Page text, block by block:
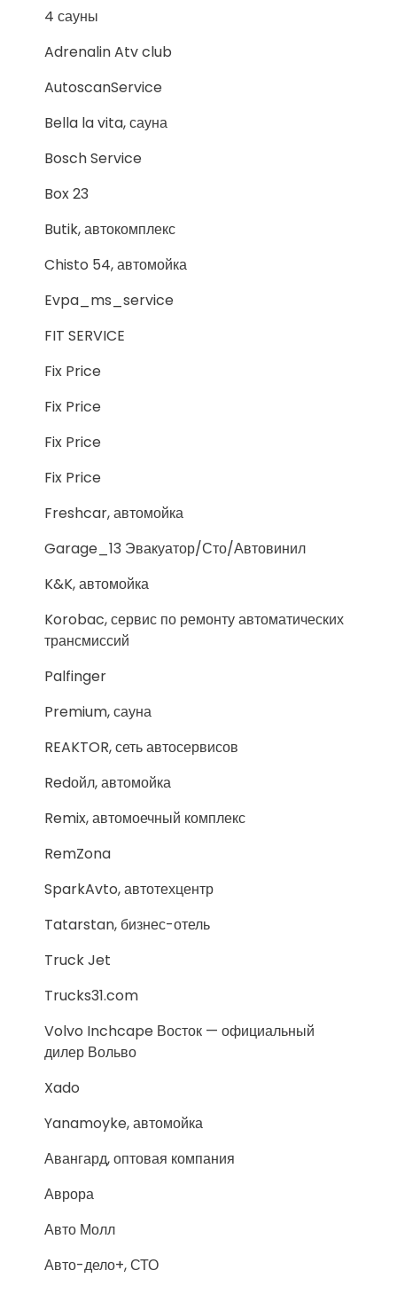
4 сауны
Adrenalin Atv club
AutoscanService
Bella la vita, сауна
Bosch Service
Box 23
Butik, автокомплекс
Chisto 54, автомойка
Evpa_ms_service
FIT SERVICE
Fix Price
Fix Price
Fix Price
Fix Price
Freshcar, автомойка
Garage_13 Эвакуатор/Сто/Автовинил
K&K, автомойка
Korobac, сервис по ремонту автоматических
трансмиссий
Palfinger
Premium, сауна
REAKTOR, сеть автосервисов
Redойл, автомойка
Remix, автомоечный комплекс
RemZona
SparkAvto, автотехцентр
Tatarstan, бизнес-отель
Truck Jet
Trucks31.com
Volvo Inchcape Восток — официальный
дилер Вольво
Xado
Yanamoyke, автомойка
Авангард, оптовая компания
Аврора
Авто Молл
Авто-дело+, СТО